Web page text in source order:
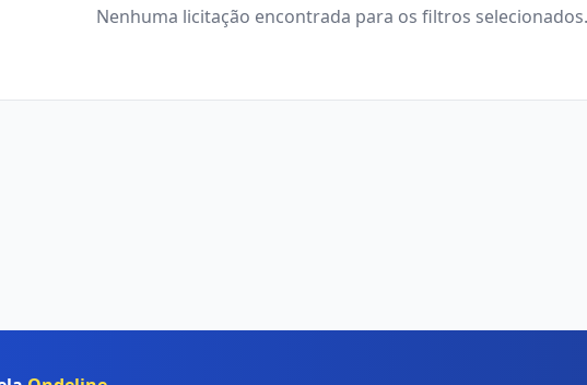
Nenhuma licitação encontrada para os filtros selecionados.